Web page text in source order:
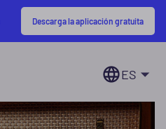
Descarga la aplicación gratuita
ES